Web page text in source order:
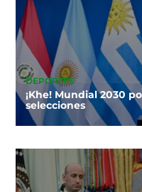
DEPORTES
¡Khe! Mundial 2030
selecciones